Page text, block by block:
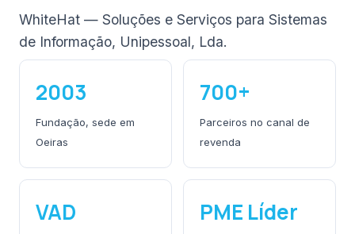
WhiteHat — Soluções e Serviços para Sistemas
de Informação, Unipessoal, Lda.
2003
Fundação, sede em
Oeiras
700+
Parceiros no canal de
revenda
VAD PME Líder